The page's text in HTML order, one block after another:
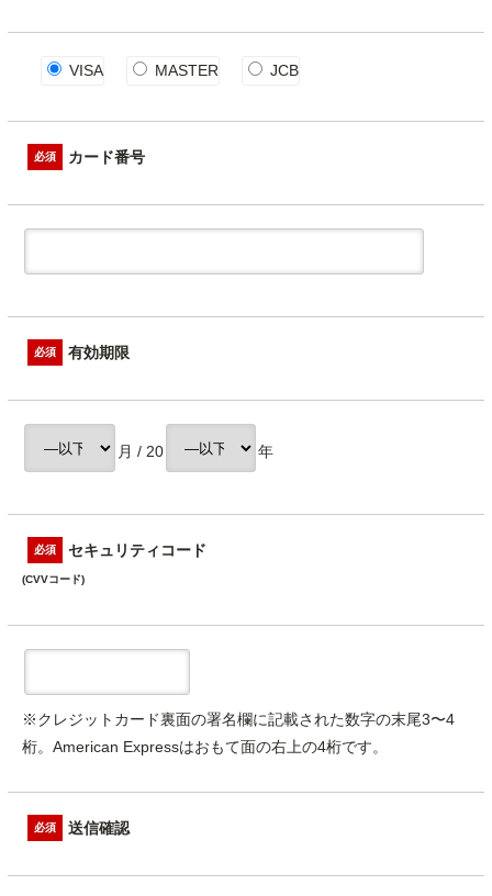
VISA MASTER JCB
カード番号
必須
有効期限
必須
月 / 20 年
セキュリティコード
必須
(CVVコード)
※クレジットカード裏面の署名欄に記載された数字の末尾3〜4
桁。American Expressはおもて面の右上の4桁です。
必須 送信確認